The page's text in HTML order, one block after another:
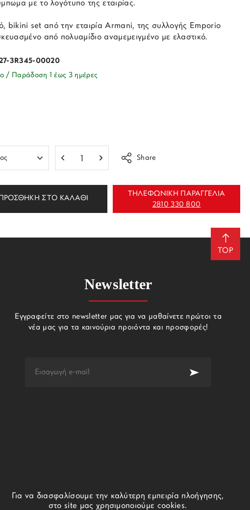
Για να διασφαλίσουμε την καλύτερη εμπειρία πλοήγησης,
στο site μας χρησιμοποιούμε cookies.
με το λογότυπο της εταιρίας.
bikini set από την εταιρία Armani, της συλλογής Emporio
από πολυαμίδιο αναμεμειγμένο με ελαστικό.
3R345-00020
/ Παράδοση 1 έως 3 ημέρες
Share
ΣΤΟ ΚΑΛΑΘΙ
ΤΗΛΕΦΩΝΙΚΗ ΠΑΡΑΓΓΕΛΙΑ
2810 330 800
TOP
Newsletter
Εγγραφείτε στο newsletter μας για να μαθαίνετε πρώτοι τα
νέα μας για τα καινούρια προιόντα και προσφορές!